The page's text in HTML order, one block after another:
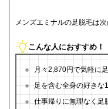
メンズエミナルの足脱毛は
こんな人におすすめ！
月々2,870円で気軽に
足を含む全身の好きな
仕事帰りに無理なく足